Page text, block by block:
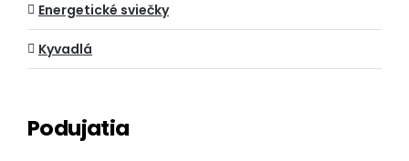
Energetické sviečky
Kyvadlá
Podujatia